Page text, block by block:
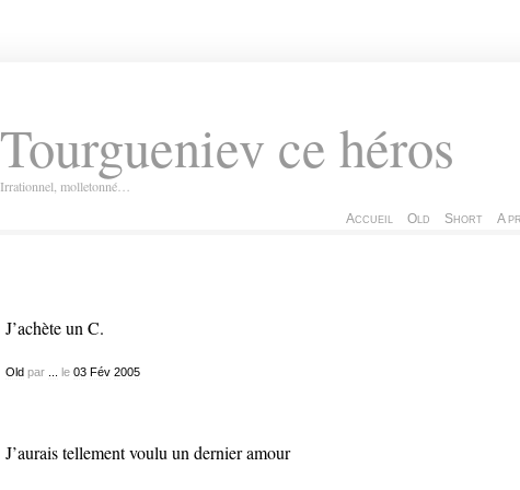
Tourgueniev ce héros
Irrationnel, molletonné…
Accueil Old Short A
J’achète un C.
Oldpar le 03 Fév 2005
J’aurais tellement voulu un dernier amour